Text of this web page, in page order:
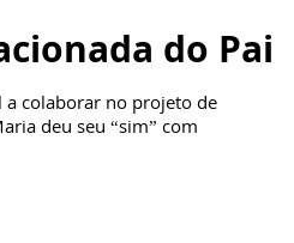
do Pai
a colaborar no projeto de
deu seu “sim” com